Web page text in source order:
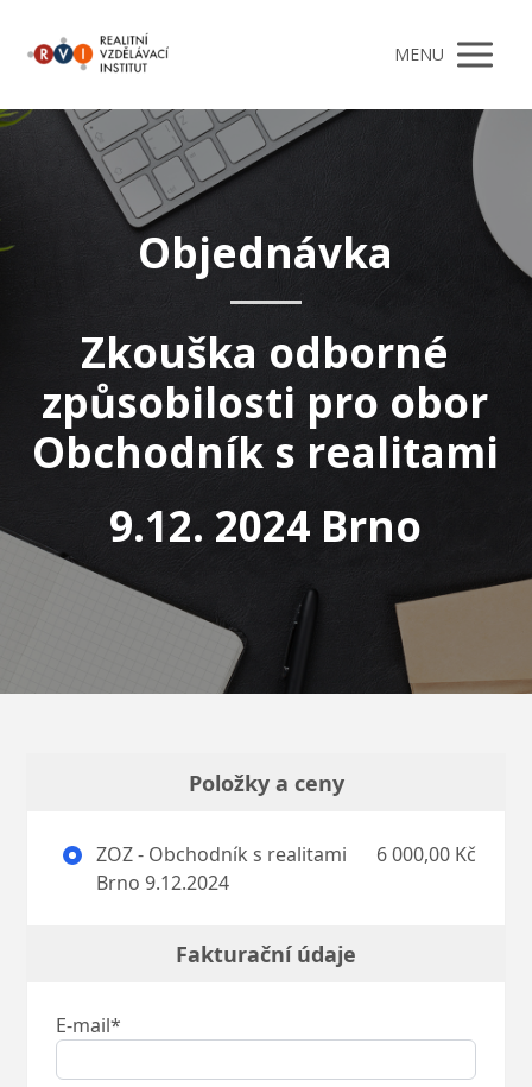
MENU
Objednávka
Zkouška odborné
způsobilosti pro obor
Obchodník s realitami
9.12. 2024 Brno
Položky a ceny
ZOZ - Obchodník s realitami
Brno 9.12.2024
6 000,00 Kč
Fakturační údaje
E-mail*